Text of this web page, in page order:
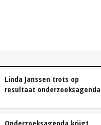
Linda Janssen trots op
resultaat onderzoeksagenda